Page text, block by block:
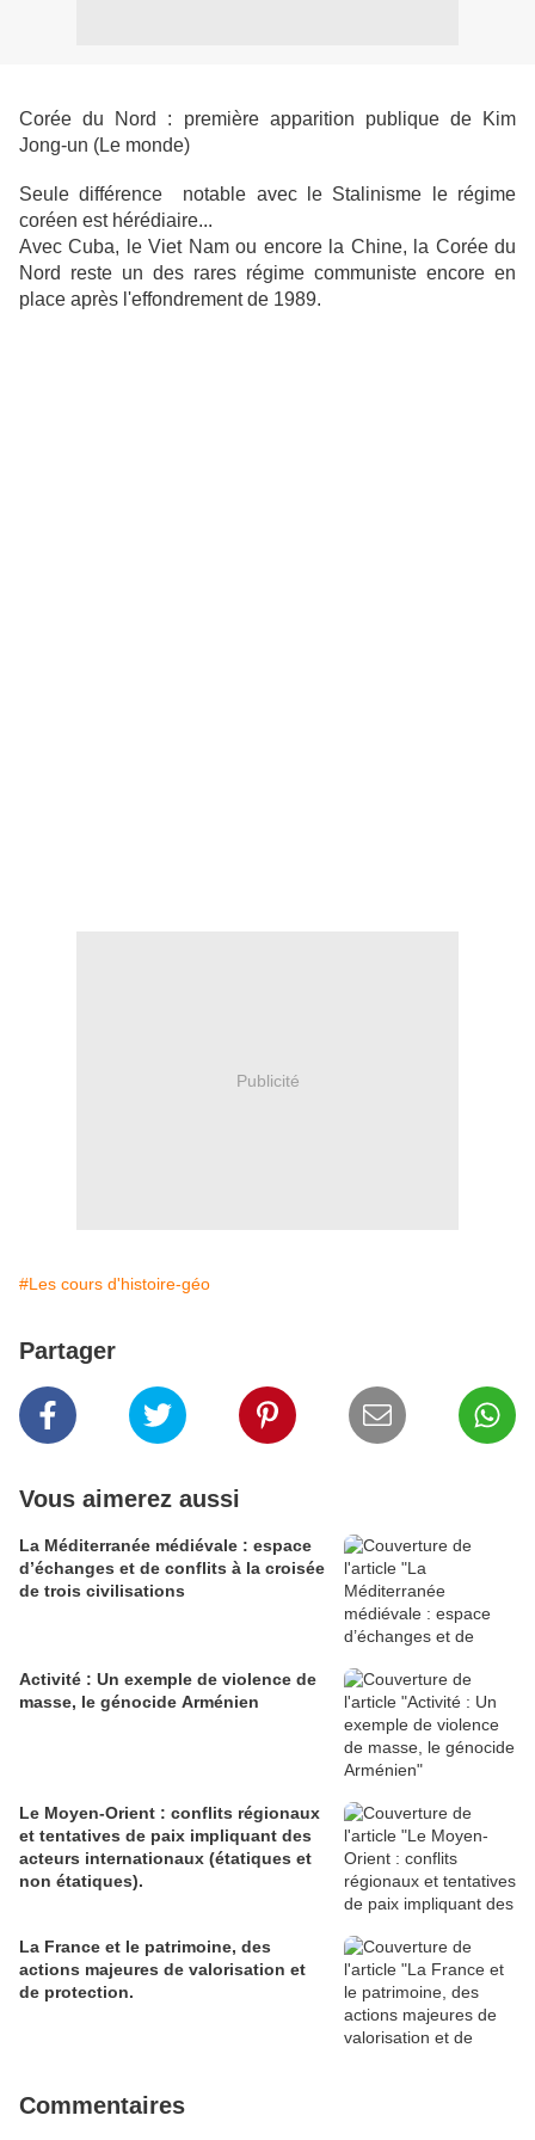
Corée du Nord : première apparition publique de Kim
Jong-un (Le monde)
Seule différence notable avec le Stalinisme le régime
coréen est hérédiaire...
Avec Cuba, le Viet Nam ou encore la Chine, la Corée du
Nord reste un des rares régime communiste encore en
place après l'effondrement de 1989.
Publicité
#Les cours d'histoire-géo
Partager
Vous aimerez aussi
La Méditerranée médiévale : espace
d’échanges et de conflits à la croisée
de trois civilisations
Activité : Un exemple de violence de
masse, le génocide Arménien
Le Moyen-Orient : conflits régionaux
et tentatives de paix impliquant des
acteurs internationaux (étatiques et
non étatiques).
La France et le patrimoine, des
actions majeures de valorisation et
de protection.
Commentaires